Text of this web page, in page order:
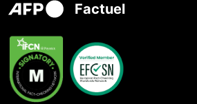
Factuel